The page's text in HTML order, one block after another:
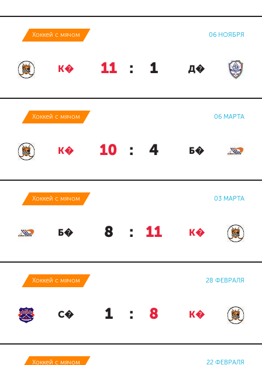
Хоккей с мячом 06 НОЯБРЯ
К� 11 : 1 Д�
Хоккей с мячом 06 МАРТА
К� 10 : 4 Б�
Хоккей с мячом 03 МАРТА
Б� 8 : 11 К�
Хоккей с мячом 28 ФЕВРАЛЯ
С� 1 : 8 К�
Хоккей с мячом 22 ФЕВРАЛЯ